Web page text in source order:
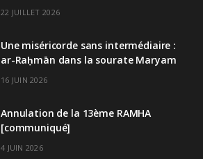
22 JUILLET 2026
Une miséricorde sans intermédiaire :
ar-Raḥmān dans la sourate Maryam
16 JUIN 2026
Annulation de la 13ème RAMHA
[communiqué]
4 JUIN 2026